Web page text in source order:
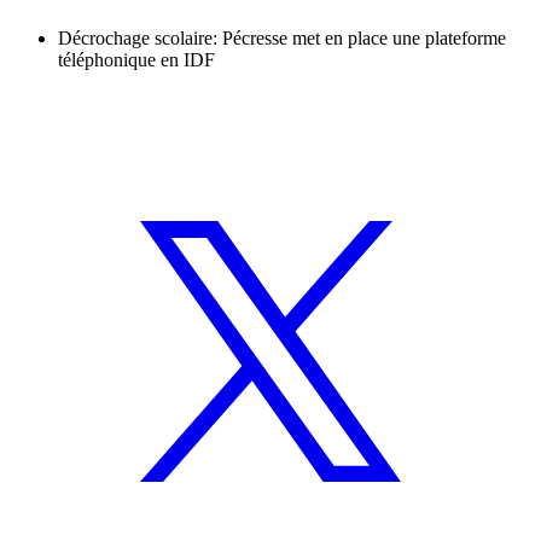
Décrochage scolaire: Pécresse met en place une plateforme
téléphonique en IDF